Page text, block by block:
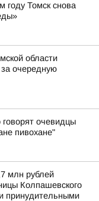
году Томск снова
области
за очередную
говорят очевидцы
пивохане"
млн рублей
Колпашевского
принудительными